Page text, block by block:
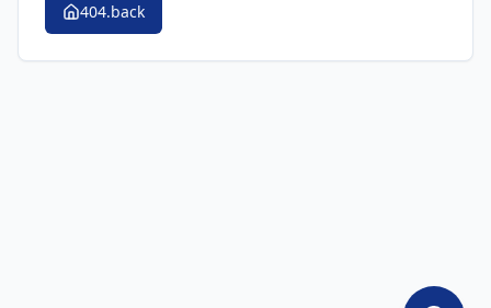
404.back